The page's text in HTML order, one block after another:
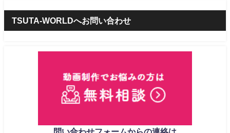
TSUTA-WORLDへお問い合わせ